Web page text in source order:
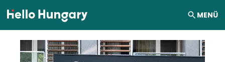
Ugrás a tartalomhoz MENÜ